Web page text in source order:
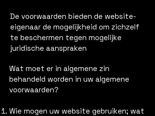
De voorwaarden bieden de website-
eigenaar de mogelijkheid om zichzelf
te beschermen tegen mogelijke
juridische aanspraken
Wat moet er in algemene zin
behandeld worden in uw algemene
voorwaarden?
Wie mogen uw website gebruiken; wat